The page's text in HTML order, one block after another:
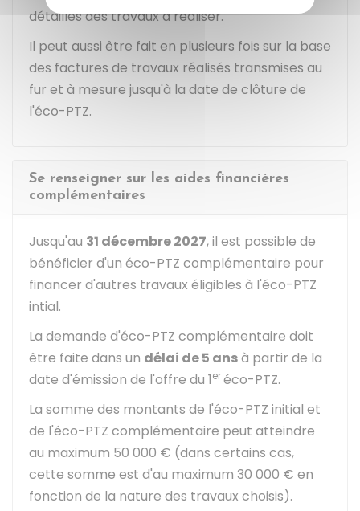
détaillés des travaux à réaliser.
Il peut aussi être fait en plusieurs fois sur la base
des factures de travaux réalisés transmises au
fur et à mesure jusqu'à la date de clôture de
l'éco-PTZ.
Se renseigner sur les aides financières
complémentaires
Jusqu'au 31 décembre 2027, il est possible de
bénéficier d'un éco-PTZ complémentaire pour
financer d'autres travaux éligibles à l'éco-PTZ
intial.
La demande d'éco-PTZ complémentaire doit
être faite dans un délai de 5 ansà partir de la
date d'émission de l'offre du 1eréco-PTZ.
La somme des montants de l'éco-PTZ initial et
de l'éco-PTZ complémentaire peut atteindre
au maximum 50 000 € (dans certains cas,
cette somme est d'au maximum 30 000 € en
fonction de la nature des travaux choisis).